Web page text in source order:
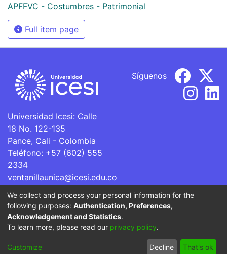
APFFVC - Costumbres - Patrimonial
Full item page
Universidad Icesi: Calle
18 No. 122-135
Pance, Cali - Colombia
Teléfono: +57 (602) 555
2334
ventanillaunica@icesi.edu.co
Síguenos
La Universidad Icesi es una Institución de Educación
Superior que se encuentra sujeta a inspección y vigilancia
por parte del Ministerio de Educación Nacional.
Cookie
End User
Send
We collect and process your personal information for the
following purposes: Authentication, Preferences,
Acknowledgement and Statistics.
To learn more, please read our privacy policy.
Customize Decline That's ok